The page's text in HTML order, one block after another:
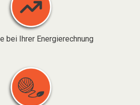
bei Ihrer Energierechnung